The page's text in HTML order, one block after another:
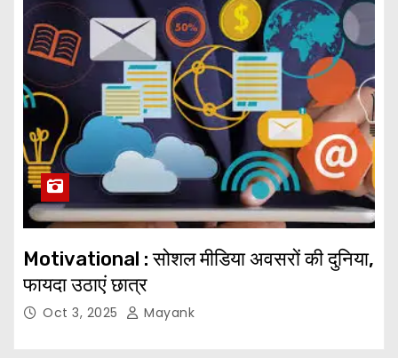
Motivational : सोशल मीडिया अवसरों की दुनिया,
फायदा उठाएं छात्र
Oct 3, 2025 Mayank